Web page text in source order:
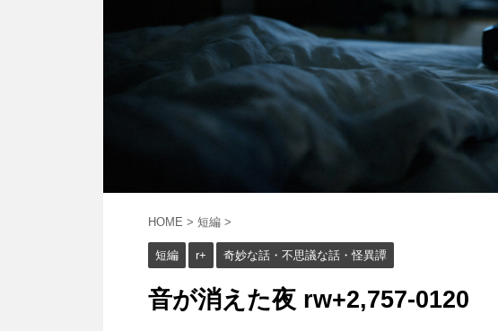
HOME > 短編 >
短編 r+ 奇妙な話・不思議な話・怪異譚
音が消えた夜 rw+2,757-0120